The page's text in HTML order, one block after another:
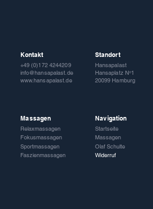
Kontakt
+49 (0)172 4244209
info@hansapalast.de
www.hansapalast.de
Standort
Hansapalast
Hansaplatz Nᵒ1
20099 Hamburg
Massagen
Relaxmassagen
Fokusmassagen
Sportmassagen
Faszienmassagen
Navigation
Startseite
Massagen
Olaf Schulte
Widerruf